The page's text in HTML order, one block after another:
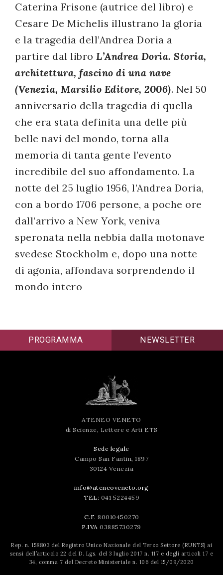
Caterina Frisone (autrice del libro) e
Cesare De Michelis illustrano la gloria
e la tragedia dell’Andrea Doria a
partire dal libro L’Andrea Doria. Storia,
architettura, fascino di una nave
(Venezia, Marsilio Editore, 2006). Nel 50
anniversario della tragedia di quella
che era stata definita una delle più
belle navi del mondo, torna alla
memoria di tanta gente l’evento
incredibile del suo affondamento. La
notte del 25 luglio 1956, l’Andrea Doria,
con a bordo 1706 persone, a poche ore
dall’arrivo a New York, veniva
speronata nella nebbia dalla motonave
svedese Stockholm e, dopo una notte
di agonia, affondava sorprendendo il
mondo intero
PROGRAMMA NEWSLETTER
ATENEO VENETO
di Scienze, Lettere e Arti ETS
Sede legale
Campo San Fantin, 1897
30124 Venezia
info@ateneoveneto.org
TEL: 041 5224459
C.F. 80010450270
P.IVA 03885730279
Rep. n. 158803 del Registro Unico Nazionale del Terzo Settore (RUNTS) ai
sensi dell’articolo 22 del D. Lgs. del 3 luglio 2017 n. 117 e degli articoli 17 e
34, comma 7 del Decreto Ministeriale n. 106 del 15/09/2020